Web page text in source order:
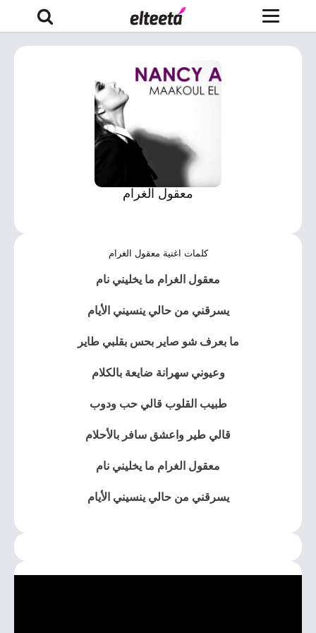
معقول الغرام
كلمات اغنية معقول الغرام
معقول الغرام ما يخليني نام
يسرقني من حالي ينسيني الأيام
ما بعرف شو صاير بحس بقلبي طاير
وعيوني سهرانة ضايعة بالكلام
طبيب القلوب قالي حب ودوب
قالي طير واعشق سافر بالأحلام
معقول الغرام ما يخليني نام
يسرقني من حالي ينسيني الأيام